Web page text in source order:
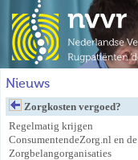
Nieuws
Zorgkosten vergoed?
Regelmatig krijgen
ConsumentendeZorg.nl en de
Zorgbelangorganisaties